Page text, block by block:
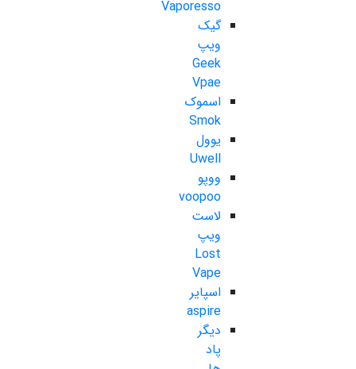
Vaporesso
گیک
ویپ
Geek
Vpae
اسموک
Smok
یوول
Uwell
ووپو
voopoo
لاست
ویپ
Lost
Vape
اسپایر
aspire
دیگر
پاد